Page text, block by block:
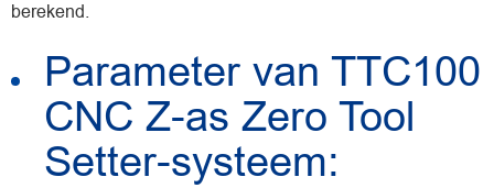
berekend.
Parameter van TTC100
CNC Z-as Zero Tool
Setter-systeem: